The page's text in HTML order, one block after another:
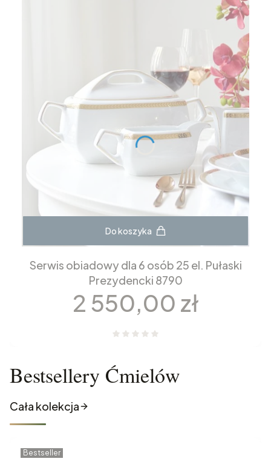
Do koszyka
Serwis obiadowy dla 6 osób 25 el. Pułaski
Prezydencki 8790
Cena
2 550,00 zł
Bestsellery Ćmielów
Cała kolekcja
Bestseller